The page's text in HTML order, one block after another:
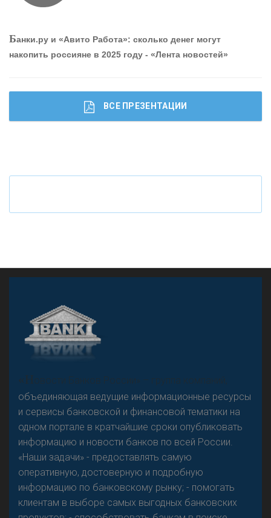
ОНАС
КОНТАКТЫ
Банки.ру и «Авито Работа»: сколько денег могут
накопить россияне в 2025 году - «Лента новостей»
ВСЕ ПРЕЗЕНТАЦИИ
«Н
овости Банков России» – группа компаний,
объединяющая ведущие информационные ресурсы
и сервисы банковской и финансовой тематики на
одном портале в кратчайшие сроки опубликовать
информацию и новости банков по всей России.
«Наши задачи» - предоставлять самую
оперативную, достоверную и подробную
информацию по банковскому рынку; - помогать
клиентам в выборе самых выгодных банковских